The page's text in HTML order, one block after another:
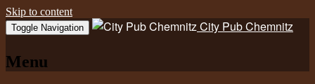
Skip to content
Toggle Navigation City Pub Chemnitz
Menu